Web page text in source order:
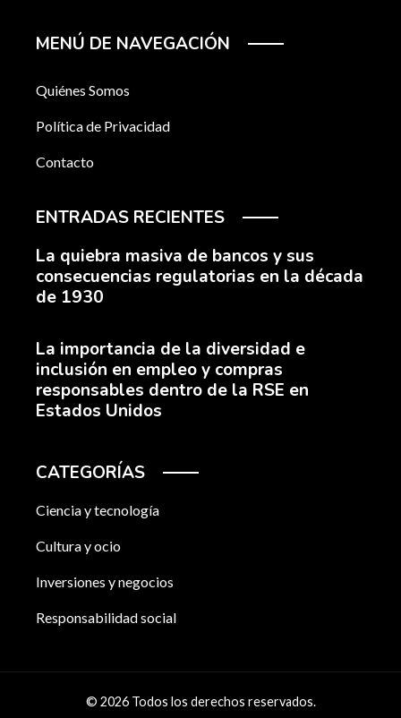
MENÚ DE NAVEGACIÓN
Quiénes Somos
Política de Privacidad
Contacto
ENTRADAS RECIENTES
La quiebra masiva de bancos y sus
consecuencias regulatorias en la década
de 1930
La importancia de la diversidad e
inclusión en empleo y compras
responsables dentro de la RSE en
Estados Unidos
CATEGORÍAS
Ciencia y tecnología
Cultura y ocio
Inversiones y negocios
Responsabilidad social
© 2026 Todos los derechos reservados.